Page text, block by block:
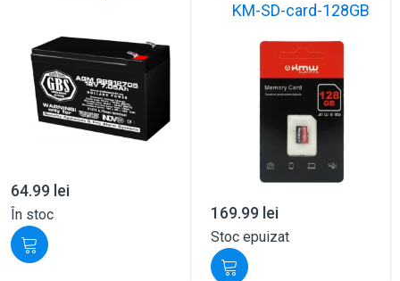
64.99 lei
În stoc
KM-SD-card-128GB
169.99 lei
Stoc epuizat